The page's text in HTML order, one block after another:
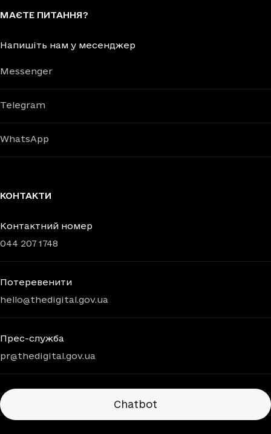
МАЄТЕ ПИТАННЯ?
Напишіть нам у месенджер
Messenger
Telegram
WhatsApp
КОНТАКТИ
Контактний номер
044 207 1748
Потеревенити
hello@thedigital.gov.ua
Прес-служба
pr@thedigital.gov.ua
Chatbots
Chatbot